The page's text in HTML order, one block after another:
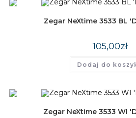
Zegar NeXtime 3533 BL
105,00zł
Dodaj do
Zegar NeXtime 3533 WI